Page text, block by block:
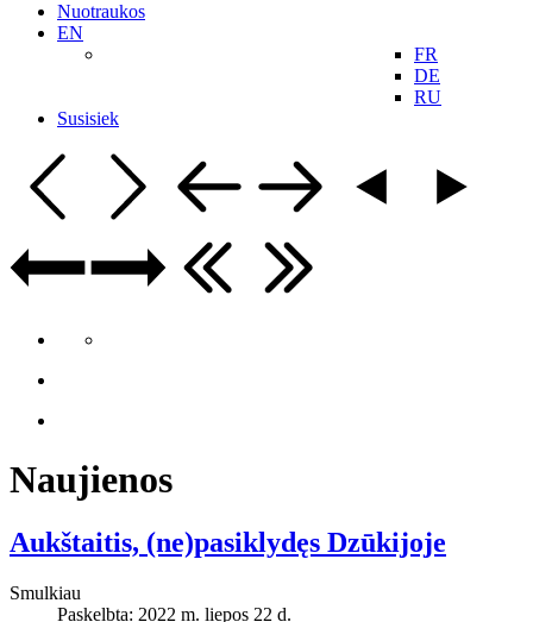
Nuotraukos
EN
FR
DE
RU
Susisiek
Naujienos
Aukštaitis, (ne)pasiklydęs Dzūkijoje
Smulkiau
Paskelbta: 2022 m. liepos 22 d.